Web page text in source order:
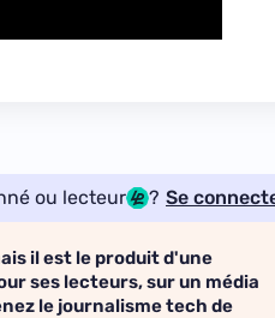
ou lecteur ? Se
il est le produit d'une
ses lecteurs, sur un média
le journalisme tech de